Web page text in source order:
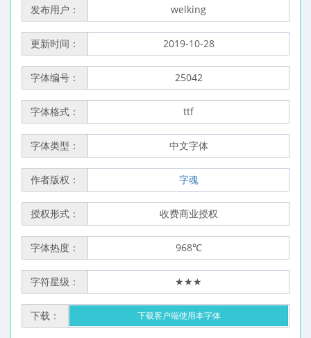
发布用户： welking
更新时间： 2019-10-28
字体编号： 25042
字体格式： ttf
字体类型： 中文字体
作者版权： 字魂
授权形式： 收费商业授权
字体热度： 968℃
字符星级： ★★★
下载： 下载客户端使用本字体